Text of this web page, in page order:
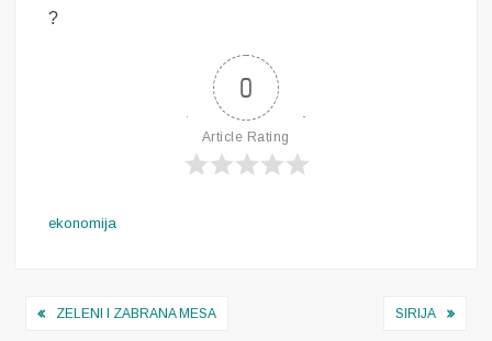
?
0
Article Rating
ekonomija
Navigacija
ZELENI I ZABRANA MESA SIRIJA